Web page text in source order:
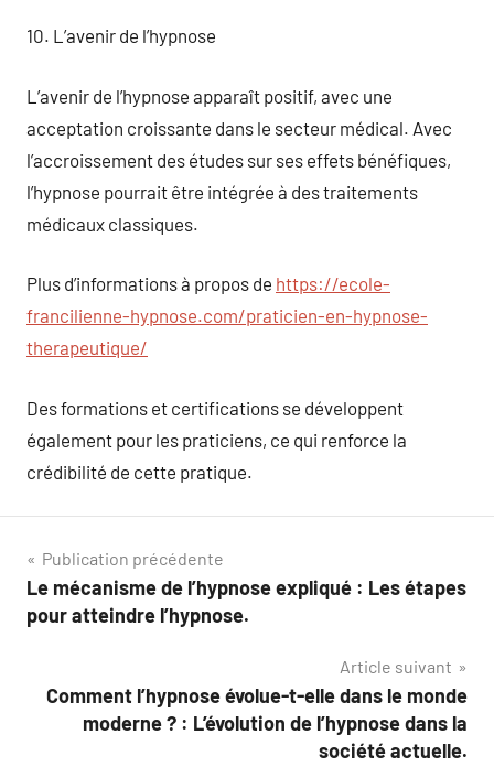
10. L’avenir de l’hypnose
L’avenir de l’hypnose apparaît positif, avec une
acceptation croissante dans le secteur médical. Avec
l’accroissement des études sur ses effets bénéfiques,
l’hypnose pourrait être intégrée à des traitements
médicaux classiques.
Plus d’informations à propos de https://ecole-
francilienne-hypnose.com/praticien-en-hypnose-
therapeutique/
Des formations et certifications se développent
également pour les praticiens, ce qui renforce la
crédibilité de cette pratique.
Navigation
de
Publication précédente
Le mécanisme de l’hypnose expliqué : Les étapes
pour atteindre l’hypnose.
Article suivant
Comment l’hypnose évolue-t-elle dans le monde
moderne ? : L’évolution de l’hypnose dans la
société actuelle.